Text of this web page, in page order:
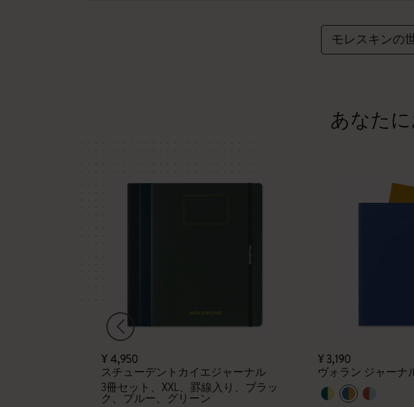
モレスキンの
あなた
¥ 4,950
スチューデントカイエジャーナル
3冊セット、XXL、罫線入り、ブラッ
ク、ブルー、グリーン
¥ 3,190
ヴォラン ジャーナ